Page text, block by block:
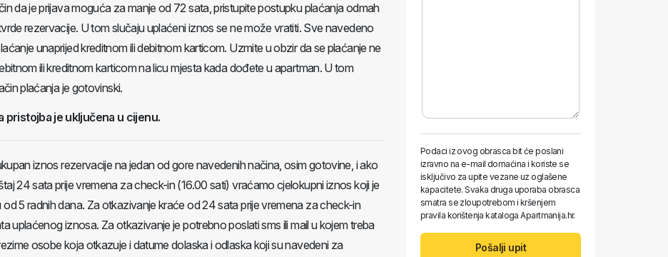
da je prijava moguća za manje od 72 sata, pristupite postupku plaćanja odmah
rezervacije. U tom slučaju uplaćeni iznos se ne može vratiti. Sve navedeno
unaprijed kreditnom ili debitnom karticom. Uzmite u obzir da se plaćanje ne
ili kreditnom karticom na licu mjesta kada dođete u apartman. U tom
plaćanja je gotovinski.
pristojba je uključena u cijenu.
iznos rezervacije na jedan od gore navedenih načina, osim gotovine, i ako
24 sata prije vremena za check-in (16.00 sati) vraćamo cjelokupni iznos koji je
od 5 radnih dana. Za otkazivanje kraće od 24 sata prije vremena za check-in
uplaćenog iznosa. Za otkazivanje je potrebno poslati sms ili mail u kojem treba
osobe koja otkazuje i datume dolaska i odlaska koji su navedeni za
Podaci iz ovog obrasca bit će poslani
izravno na e-mail domaćina i koriste se
isključivo za upite vezane uz oglašene
kapacitete. Svaka druga uporaba obrasca
smatra se zloupotrebom i kršenjem
pravila korištenja kataloga Apartmanija.hr.
Pošalji upit